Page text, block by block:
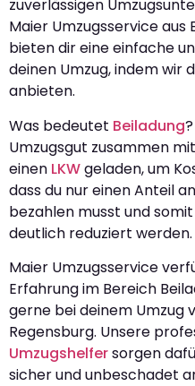
zuverlässigen
Maier Umzugsservice
bieten dir eine einfache
deinen Umzug, indem wir
anbieten.
Was bedeutet Beiladung
Umzugsgut zusammen
einen LKWgeladen, um
dass du nur einen Anteil
bezahlen musst und
deutlich reduziert werden.
Maier Umzugsservice
Erfahrung im Bereich
gerne bei deinem Umzug
Regensburg. Unsere
Umzugshelfersorgen
sicher und unbeschadet